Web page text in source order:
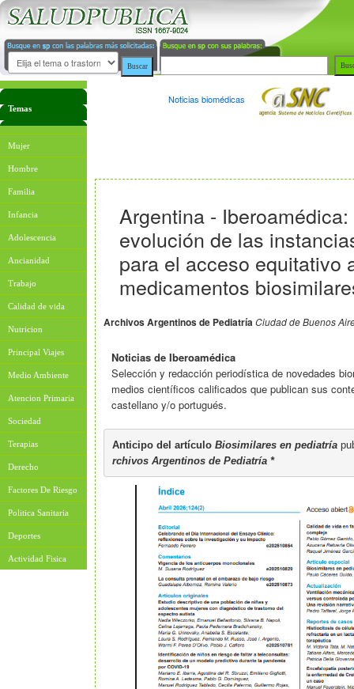
Temas
Mujer
Hombre
Familia
Infancia
Adolescencia
Ancianidad
Trabajo
Calidad de vida
Nutricion
Principal Viajes
Medio Ambiente
Atencion Primaria
Sociedad
Terapias
Derecho
Factores De Riesgo
Politica Sanitaria
Deportes
Actividad Fisica
Noticias biomédicas
Argentina -
evolución de las
para el acceso equitativo
medicamentos
Archivos Argentinos de PediatríaCiudad de Buenos
Noticias de Iberoamédica
Selección y redacción periodística de novedades
medios científicos calificados que publican sus
castellano y/o portugués.
Anticipo del artículo Biosimilares en pediatría
rchivos Argentinos de Pediatría *